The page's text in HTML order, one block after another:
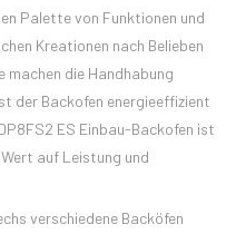
Palette von Funktionen und
Kreationen nach Belieben
machen die Handhabung
der Backofen energieeffizient
ES Einbau-Backofen ist
auf Leistung und
verschiedene Backöfen